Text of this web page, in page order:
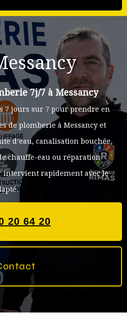
7j/7 à Messancy
7 jours sur 7 pour prendre en
de plomberie à Messancy et
d’eau, canalisation bouchée,
chauffe-eau ou réparation
rapidement avec le
20 64 20